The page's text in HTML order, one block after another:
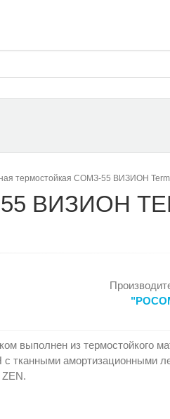
термостойкая СОМЗ-55 ВИЗИОН
ВИЗИОН
выполнен из термостойкого
тканными амортизационными
ZEN.